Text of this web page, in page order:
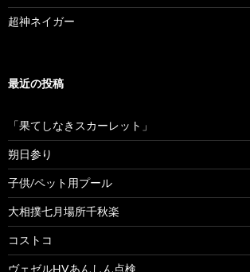
超神ネイガー
最近の投稿
「果てしなきスカーレット」
朔日参り
子供/ペット用プール
大相撲七月場所千秋楽
コストコ
ヴェゼルHVあんしん点検